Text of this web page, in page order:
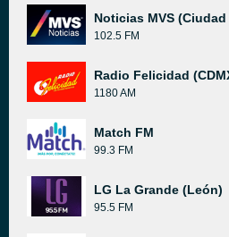
Noticias MVS
102.5 FM
Radio Felicidad
1180 AM
Match FM
99.3 FM
LG La Grande (León)
95.5 FM